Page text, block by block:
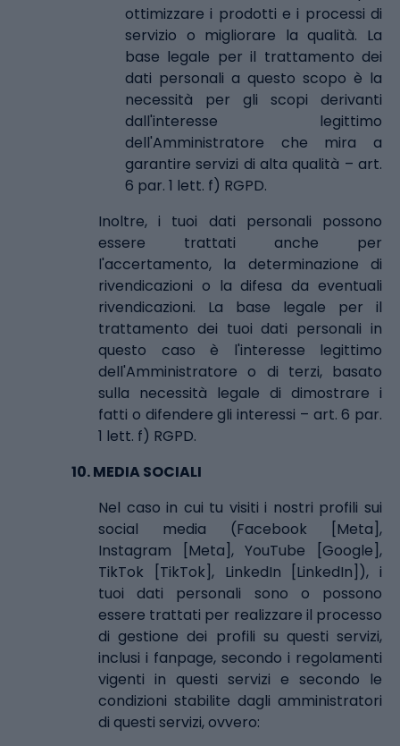
ottimizzare i prodotti e i processi di
servizio o migliorare la qualità. La
base legale per il trattamento dei
dati personali a questo scopo è la
necessità per gli scopi derivanti
dall'interesse legittimo
dell'Amministratore che mira a
garantire servizi di alta qualità – art.
6 par. 1 lett. f) RGPD.
Inoltre, i tuoi dati personali possono
essere trattati anche per
l'accertamento, la determinazione di
rivendicazioni o la difesa da eventuali
rivendicazioni. La base legale per il
trattamento dei tuoi dati personali in
questo caso è l'interesse legittimo
dell'Amministratore o di terzi, basato
sulla necessità legale di dimostrare i
fatti o difendere gli interessi – art. 6 par.
1 lett. f) RGPD.
10.MEDIA SOCIALI
Nel caso in cui tu visiti i nostri profili sui
social media (Facebook [Meta],
Instagram [Meta], YouTube [Google],
TikTok [TikTok], LinkedIn [LinkedIn]), i
tuoi dati personali sono o possono
essere trattati per realizzare il processo
di gestione dei profili su questi servizi,
inclusi i fanpage, secondo i regolamenti
vigenti in questi servizi e secondo le
condizioni stabilite dagli amministratori
di questi servizi, ovvero: